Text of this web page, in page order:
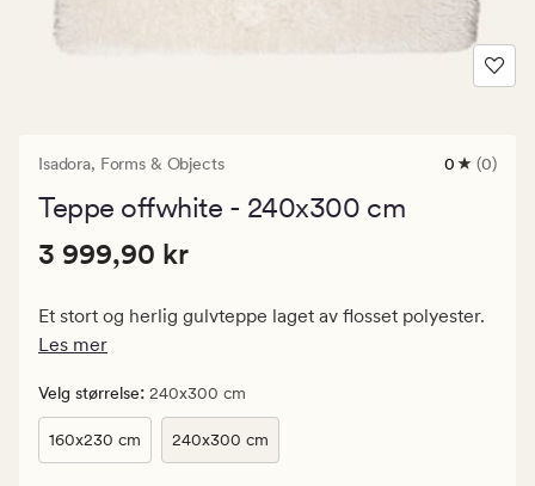
Isadora, Forms & Objects
0
0 (0)
Teppe offwhite - 240x300 cm
Pris
Vanlig
pris
3
999,90
Pris 3 999,90 kr
3 999,90 kr
Et stort og herlig gulvteppe laget av flosset polyester.
Les mer
Velg størrelse: 240x300 cm
160x230 cm 240x300 cm